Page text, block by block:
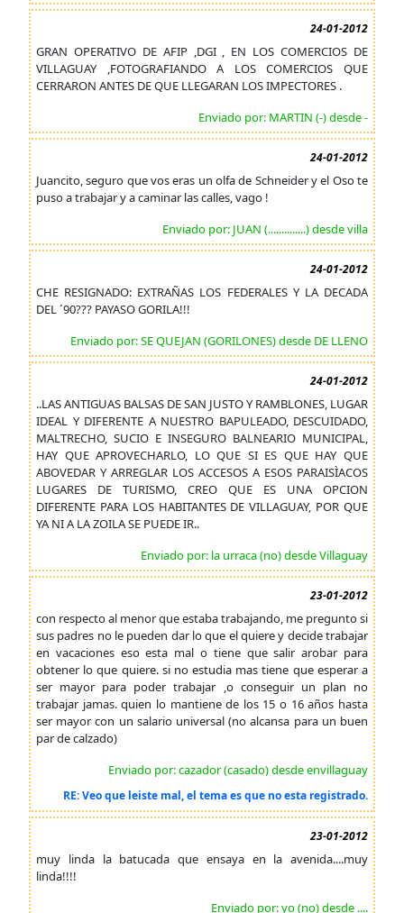
24-01-2012
GRAN OPERATIVO DE AFIP ,DGI , EN LOS COMERCIOS DE
VILLAGUAY ,FOTOGRAFIANDO A LOS COMERCIOS QUE
CERRARON ANTES DE QUE LLEGARAN LOS IMPECTORES .
Enviado por: MARTIN (-) desde -
24-01-2012
Juancito, seguro que vos eras un olfa de Schneider y el Oso te
puso a trabajar y a caminar las calles, vago !
Enviado por: JUAN (..............) desde villa
24-01-2012
CHE RESIGNADO: EXTRAÑAS LOS FEDERALES Y LA DECADA
DEL ´90??? PAYASO GORILA!!!
Enviado por: SE QUEJAN (GORILONES) desde DE LLENO
24-01-2012
..LAS ANTIGUAS BALSAS DE SAN JUSTO Y RAMBLONES, LUGAR
IDEAL Y DIFERENTE A NUESTRO BAPULEADO, DESCUIDADO,
MALTRECHO, SUCIO E INSEGURO BALNEARIO MUNICIPAL,
HAY QUE APROVECHARLO, LO QUE SI ES QUE HAY QUE
ABOVEDAR Y ARREGLAR LOS ACCESOS A ESOS PARAISÌACOS
LUGARES DE TURISMO, CREO QUE ES UNA OPCION
DIFERENTE PARA LOS HABITANTES DE VILLAGUAY, POR QUE
YA NI A LA ZOILA SE PUEDE IR..
Enviado por: la urraca (no) desde Villaguay
23-01-2012
con respecto al menor que estaba trabajando, me pregunto si
sus padres no le pueden dar lo que el quiere y decide trabajar
en vacaciones eso esta mal o tiene que salir arobar para
obtener lo que quiere. si no estudia mas tiene que esperar a
ser mayor para poder trabajar ,o conseguir un plan no
trabajar jamas. quien lo mantiene de los 15 o 16 años hasta
ser mayor con un salario universal (no alcansa para un buen
par de calzado)
Enviado por: cazador (casado) desde envillaguay
RE: Veo que leiste mal, el tema es que no esta registrado.
23-01-2012
muy linda la batucada que ensaya en la avenida....muy
linda!!!!
Enviado por: yo (no) desde ....